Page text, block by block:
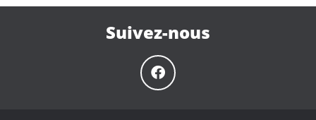
Suivez-nous